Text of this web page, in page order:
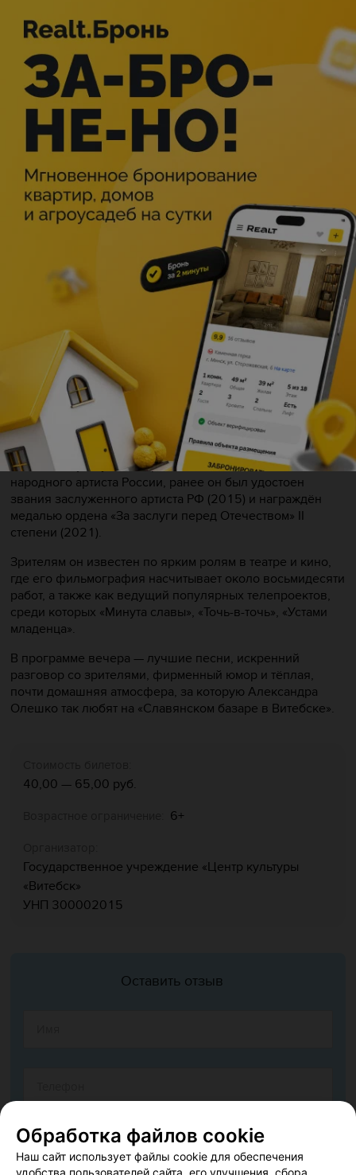
«Славянский базар в Витебске» снова встретит одного
из своих давних и верных друзей — народного артиста
России Александра Олешко. Артист уже много лет
является неотъемлемой частью фестиваля: он
неоднократно выходил на сцену Летнего амфитеатра с
яркими концертными программами и выступал в
качестве ведущего главных гала-вечеров.
Александр Олешко — многогранный артист. Он является
актёром театра и кино, телеведущим и певцом. В год 35-
летия фестиваля артист отметит свой 50-летний юбилей.
В 2025 году ему было присвоено почётное звание
народного артиста России, ранее он был удостоен
звания заслуженного артиста РФ (2015) и награждён
медалью ордена «За заслуги перед Отечеством» II
степени (2021).
Зрителям он известен по ярким ролям в театре и кино,
где его фильмография насчитывает около восьмидесяти
работ, а также как ведущий популярных телепроектов,
среди которых «Минута славы», «Точь-в-точь», «Устами
младенца».
В программе вечера — лучшие песни, искренний
разговор со зрителями, фирменный юмор и тёплая,
почти домашняя атмосфера, за которую Александра
Олешко так любят на «Славянском базаре в Витебске».
40,00 — 65,00 руб.
6+
Государственное учреждение «Центр культуры
«‎Витебск»‎
УНП 300002015
Оставить отзыв
Обработка файлов cookie
Наш сайт использует файлы cookie для обеспечения
удобства пользователей сайта, его улучшения, сбора